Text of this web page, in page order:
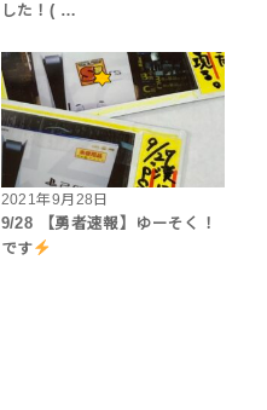
した！( …
2021年9月28日
9/28 【勇者速報】ゆーそく！
です